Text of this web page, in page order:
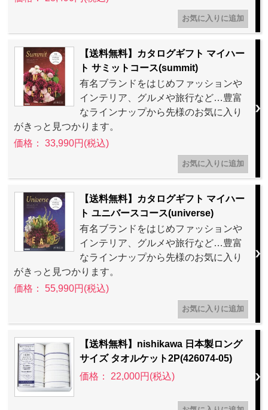
【送料無料】カタログギフト マイハー
ト サミットコース(summit)
有名ブランドをはじめファッションや
インテリア、グルメや旅行など…豊富
なラインナップから先様のお気に入り
がきっと見つかります。
価格： 33,990円(税込)
【送料無料】カタログギフト マイハー
ト ユニバースコース(universe)
有名ブランドをはじめファッションや
インテリア、グルメや旅行など…豊富
なラインナップから先様のお気に入り
がきっと見つかります。
価格： 55,990円(税込)
【送料無料】nishikawa 日本製ロング
サイズ タオルケット2P(426074-05)
価格： 22,000円(税込)